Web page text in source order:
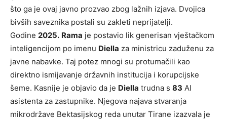
što ga je ovaj javno prozvao zbog lažnih izjava. Dvojica
bivših saveznika postali su zakleti neprijatelji.
Godine 2025. Rama je postavio lik generisan vještačkom
inteligencijom po imenu Diella za ministricu zaduženu za
javne nabavke. Taj potez mnogi su protumačili kao
direktno ismijavanje državnih institucija i korupcijske
šeme. Kasnije je objavio da je Diella trudna s 83 AI
asistenta za zastupnike. Njegova najava stvaranja
mikrodržave Bektasijskog reda unutar Tirane izazvala je